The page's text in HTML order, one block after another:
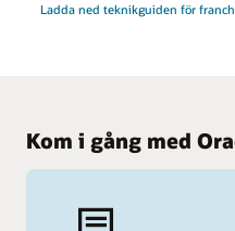
Ladda ned teknikguiden för
Kom i gång med